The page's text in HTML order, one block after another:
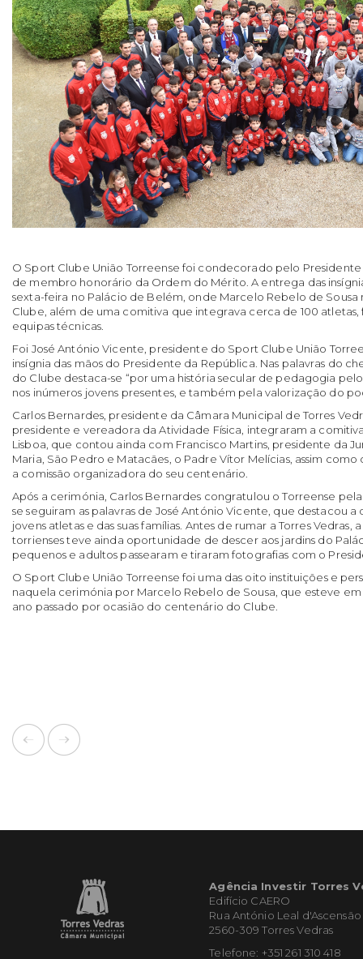
O Sport Clube União Torreense foi condecorado pelo
de membro honorário da Ordem do Mérito. A entrega das
sexta-feira no Palácio de Belém, onde Marcelo Rebelo de
Clube, além de uma comitiva que integrava cerca de 100
equipas técnicas.
Foi José António Vicente, presidente do Sport Clube União
insígnia das mãos do Presidente da República. Nas palavras do
do Clube destaca-se “por uma história secular de pedagogia
nos inúmeros jovens presentes, e também pela valorização do
Carlos Bernardes, presidente da Câmara Municipal de Torres
presidente e vereadora da Atividade Física, integraram a
Lisboa, que contou ainda com Francisco Martins, presidente da
Maria, São Pedro e Matacães, o Padre Vítor Melícias, assim
a comissão organizadora do seu centenário.
Após a cerimónia, Carlos Bernardes congratulou o Torreense
se seguiram as palavras de José António Vicente, que destacou
jovens atletas e das suas famílias. Antes de rumar a Torres
torrienses teve ainda oportunidade de descer aos jardins do
pequenos e adultos passearam e tiraram fotografias com o
O Sport Clube União Torreense foi uma das oito instituições e
naquela cerimónia por Marcelo Rebelo de Sousa, que esteve em
ano passado por ocasião do centenário do Clube.
Agência Investir Torres
Edifício CAERO
Rua António Leal d'Ascensão
2560-309 Torres Vedras
Telefone: +351 261 310 418